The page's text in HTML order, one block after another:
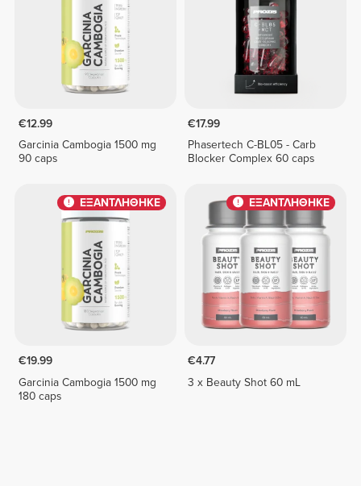
€12.99
Garcinia Cambogia 1500 mg
90 caps
€17.99
Phasertech C-BL05 - Carb
Blocker Complex 60 caps
ΕΞΑΝΤΛΗΘΗΚΕ
€19.99
Garcinia Cambogia 1500 mg
180 caps
ΕΞΑΝΤΛΗΘΗΚΕ
€4.77
3 x Beauty Shot 60 mL